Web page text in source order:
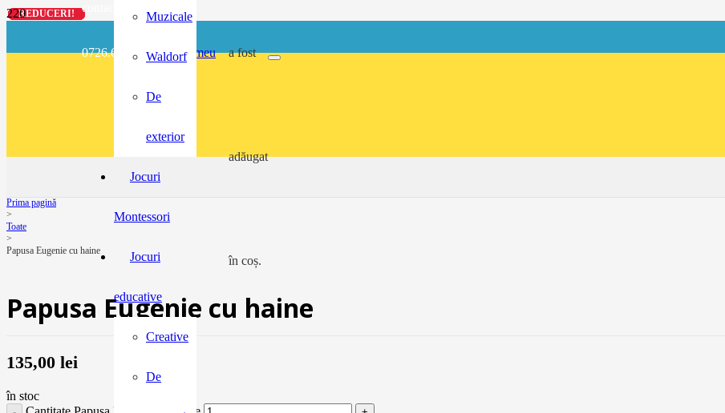
contact@buzunarel.ro
0726.697.486 meu a fost
adăugat
în coș.
Muzicale
Waldorf
De
exterior
Jocuri
Montessori
Jocuri
educative
Creative
De
Prima pagină
>
Toate
>
Papusa Eugenie cu haine
Papusa Eugenie cu haine
135,00 lei
în stoc
REDUCERI!
REDUCERI!
REDUCERI!
REDUCERI!